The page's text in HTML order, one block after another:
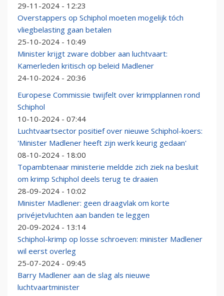
29-11-2024 - 12:23
Overstappers op Schiphol moeten mogelijk tóch
vliegbelasting gaan betalen
25-10-2024 - 10:49
Minister krijgt zware dobber aan luchtvaart:
Kamerleden kritisch op beleid Madlener
24-10-2024 - 20:36
Europese Commissie twijfelt over krimpplannen rond
Schiphol
10-10-2024 - 07:44
Luchtvaartsector positief over nieuwe Schiphol-koers:
'Minister Madlener heeft zijn werk keurig gedaan'
08-10-2024 - 18:00
Topambtenaar ministerie meldde zich ziek na besluit
om krimp Schiphol deels terug te draaien
28-09-2024 - 10:02
Minister Madlener: geen draagvlak om korte
privéjetvluchten aan banden te leggen
20-09-2024 - 13:14
Schiphol-krimp op losse schroeven: minister Madlener
wil eerst overleg
25-07-2024 - 09:45
Barry Madlener aan de slag als nieuwe
luchtvaartminister